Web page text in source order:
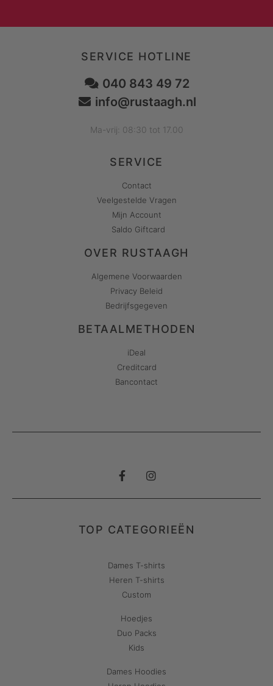
SERVICE HOTLINE
040 843 49 72
info@rustaagh.nl
Ma-vrij: 08:30 tot 17.00
SERVICE
Contact
Veelgestelde Vragen
Mijn Account
Saldo Giftcard
OVER RUSTAAGH
Algemene Voorwaarden
Privacy Beleid
Bedrijfsgegeven
BETAALMETHODEN
iDeal
Creditcard
Bancontact
TOP CATEGORIEËN
Dames T-shirts
Heren T-shirts
Custom
Hoedjes
Duo Packs
Kids
Dames Hoodies